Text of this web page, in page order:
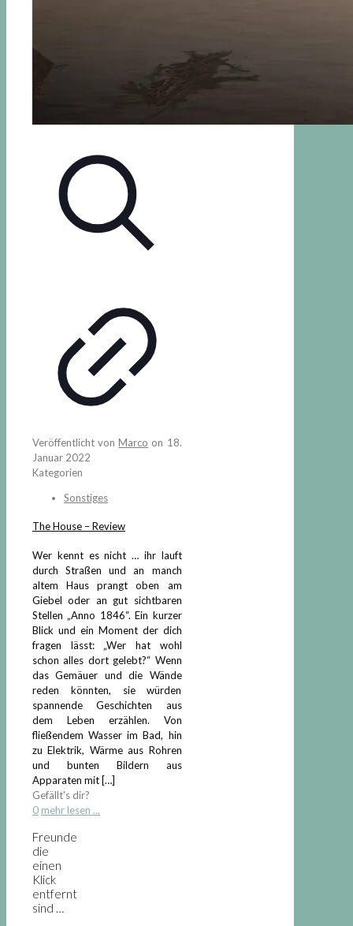
Veröffentlicht vonMarco on 18.
Januar 2022
Kategorien
Sonstiges
The House – Review
Wer kennt es nicht … ihr lauft
durch Straßen und an manch
altem Haus prangt oben am
Giebel oder an gut sichtbaren
Stellen „Anno 1846“. Ein kurzer
Blick und ein Moment der dich
fragen lässt: „Wer hat wohl
schon alles dort gelebt?“ Wenn
das Gemäuer und die Wände
reden könnten, sie würden
spannende Geschichten aus
dem Leben erzählen. Von
fließendem Wasser im Bad, hin
zu Elektrik, Wärme aus Rohren
und bunten Bildern aus
Apparaten mit[…]
Gefällt's dir?
0 mehr lesen ...
Freunde
die
einen
Klick
entfernt
sind …